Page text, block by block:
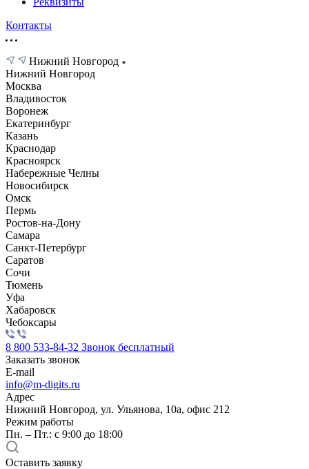
Контакты
Нижний Новгород
Нижний Новгород
Москва
Владивосток
Воронеж
Екатеринбург
Казань
Краснодар
Красноярск
Набережные Челны
Новосибирск
Омск
Пермь
Ростов-на-Дону
Самара
Санкт-Петербург
Саратов
Сочи
Тюмень
Уфа
Хабаровск
Чебоксары
8 800 533-84-32 Звонок бесплатный
Заказать звонок
E-mail
info@m-digits.ru
Адрес
Нижний Новгород, ул. Ульянова, 10а, офис 212
Режим работы
Пн. – Пт.: с 9:00 до 18:00
Оставить заявку